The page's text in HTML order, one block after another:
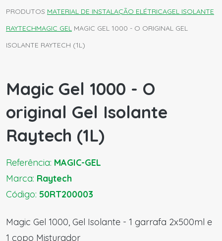
PRODUTOS MATERIAL DE INSTALAÇÃO ELÉTRICAGEL ISOLANTE
RAYTECHMAGIC GEL MAGIC GEL 1000 - O ORIGINAL GEL
ISOLANTE RAYTECH (1L)
Magic Gel 1000 - O
original Gel Isolante
Raytech (1L)
Referência: MAGIC-GEL
Marca: Raytech
Código: 50RT200003
Magic Gel 1000, Gel Isolante - 1 garrafa 2x500ml e
1 copo Misturador